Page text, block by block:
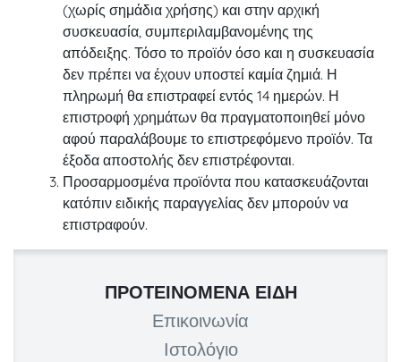
(χωρίς σημάδια χρήσης) και στην αρχική
συσκευασία, συμπεριλαμβανομένης της
απόδειξης. Τόσο το προϊόν όσο και η συσκευασία
δεν πρέπει να έχουν υποστεί καμία ζημιά. Η
πληρωμή θα επιστραφεί εντός 14 ημερών. Η
επιστροφή χρημάτων θα πραγματοποιηθεί μόνο
αφού παραλάβουμε το επιστρεφόμενο προϊόν. Τα
έξοδα αποστολής δεν επιστρέφονται.
Προσαρμοσμένα προϊόντα που κατασκευάζονται
κατόπιν ειδικής παραγγελίας δεν μπορούν να
επιστραφούν.
ΠΡΟΤΕΙΝΌΜΕΝΑ ΕΊΔΗ
Επικοινωνία
Ιστολόγιο